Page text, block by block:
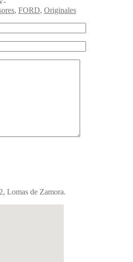
, FORD, Originales
Lomas de Zamora.